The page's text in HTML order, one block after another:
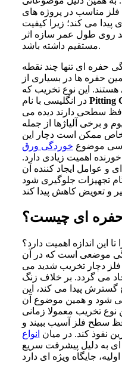
فلز مناسب در پروژه های
می کند؛ زیرا کیفیت
روی طول عمر سازه اثر
مستقیم داشته باشد.
حفره ای تنها چند نقطه
حفره ها در بسیاری از
این نوع تخریب که
در انگلیسی با نام Pitting
سطحی دارند دیده می
و برخی آلیاژها از جمله
ممکن است دچار این
موضوع خوردگی ورق
اهمیت زیادی دارد.
و عوامل ایجاد کننده آن
تجهیزات جلوگیری شود
ای چیست؟
اندازه اهمیت دارد؟
موضعی است که در آن
دچار تخریب شدید می
می گردد. بر خلاف زنگ
پیدا می کند، این
شود و همین موضوع آن
تخریب معمولا زمانی
سطح فلز آسیب ببیند و
نفوذ کند. در میان انواع
به دلیل پیشرفت سریع